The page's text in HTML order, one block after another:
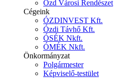
Ózd Városi Rendészet
Cégeink
ÓZDINVEST Kft.
Ózdi Távhő Kft.
ÓSÉK Nkft.
ÓMÉK Nkft.
Önkormányzat
Polgármester
Képviselő-testület